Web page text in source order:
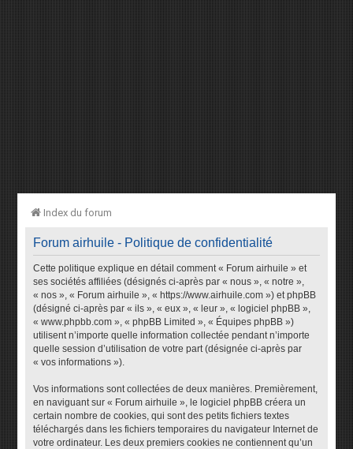
Index du forum
Forum airhuile - Politique de confidentialité
Cette politique explique en détail comment « Forum airhuile » et
ses sociétés affiliées (désignés ci-après par « nous », « notre »,
« nos », « Forum airhuile », « https://www.airhuile.com ») et phpBB
(désigné ci-après par « ils », « eux », « leur », « logiciel phpBB »,
« www.phpbb.com », « phpBB Limited », « Équipes phpBB »)
utilisent n’importe quelle information collectée pendant n’importe
quelle session d’utilisation de votre part (désignée ci-après par
« vos informations »).
Vos informations sont collectées de deux manières. Premièrement,
en naviguant sur « Forum airhuile », le logiciel phpBB créera un
certain nombre de cookies, qui sont des petits fichiers textes
téléchargés dans les fichiers temporaires du navigateur Internet de
votre ordinateur. Les deux premiers cookies ne contiennent qu’un